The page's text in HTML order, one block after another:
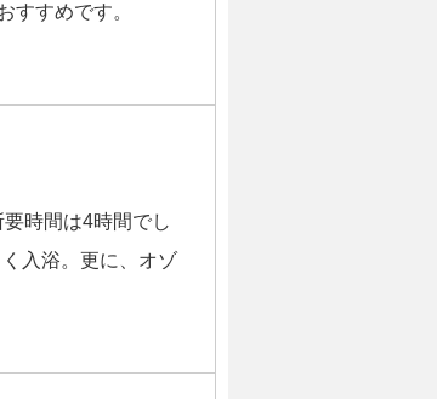
すすめです。
時間は4時間でし
入浴。更に、オゾ